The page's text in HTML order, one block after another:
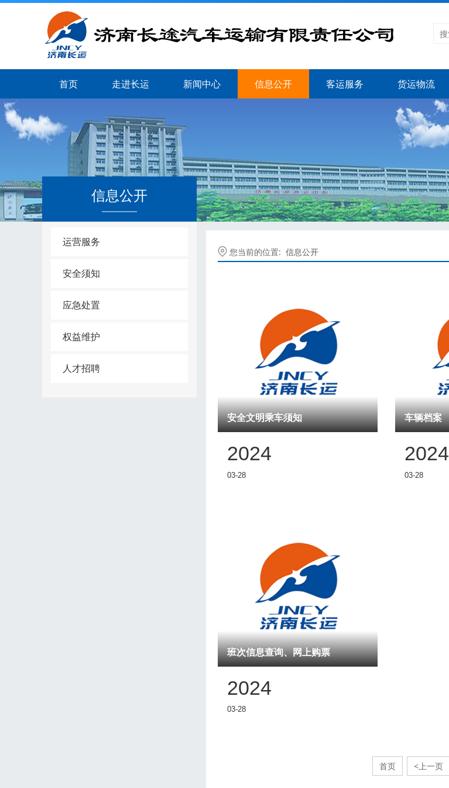
首页 走进长运 新闻中心 信息公开 客运服务 货运物流
信息公开
运营服务
安全须知
应急处置
权益维护
人才招聘
您当前的位置: 信息公开
安全文明乘车须知
2024
03-28
车辆档案
2024
03-28
班次信息查询、网上购票
2024
03-28
首页 <上一页